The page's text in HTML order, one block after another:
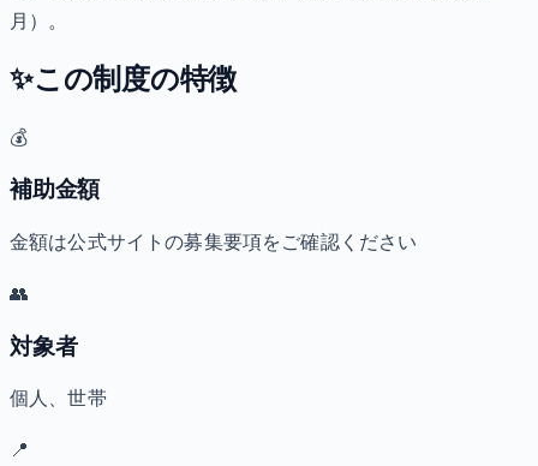
月）。
✨この制度の特徴
💰
補助金額
金額は公式サイトの募集要項をご確認ください
👥
対象者
個人、世帯
📍